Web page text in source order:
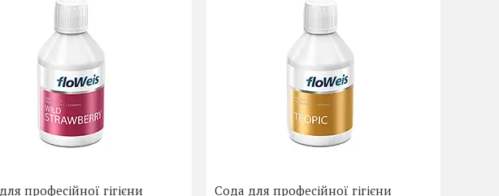
професійної гігієни
Сода для професійної гігієни